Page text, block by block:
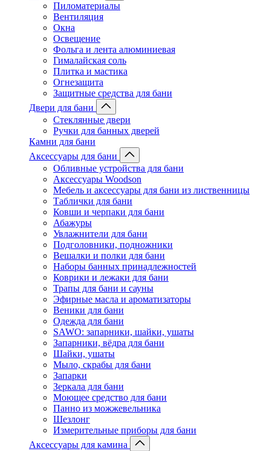
Пиломатериалы
Вентиляция
Окна
Освещение
Фольга и лента алюминиевая
Гималайская соль
Плитка и мастика
Огнезащита
Защитные средства для бани
Двери для бани
Стеклянные двери
Ручки для банных дверей
Камни для бани
Аксессуары для бани
Обливные устройства для бани
Аксессуары Woodson
Мебель и аксессуары для бани из лиственницы
Таблички для бани
Ковши и черпаки для бани
Абажуры
Увлажнители для бани
Подголовники, подножники
Вешалки и полки для бани
Наборы банных принадлежностей
Коврики и лежаки для бани
Трапы для бани и сауны
Эфирные масла и ароматизаторы
Веники для бани
Одежда для бани
SAWO: запарники, шайки, ушаты
Запарники, вёдра для бани
Шайки, ушаты
Мыло, скрабы для бани
Запарки
Зеркала для бани
Моющее средство для бани
Панно из можжевельника
Шезлонг
Измерительные приборы для бани
Аксессуары для камина